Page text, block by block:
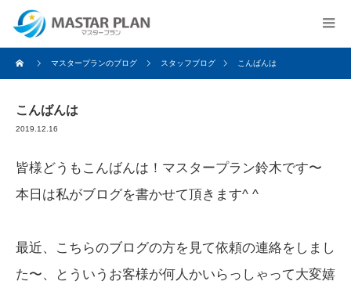
マスタープランのブログ スタッフブログ こんばんは
こんばんは
2019.12.16
皆様どうもこんばんは！マスタープラン鈴木です〜
本日は私がブログを書かせて頂きます^ ^
最近、こちらのブログの方を見て依頼の連絡をしまし
た〜、とういうお客様が何人かいらっしゃって大変嬉